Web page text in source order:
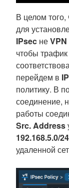
В целом
для
IPsec неVPN
чтобы
перейдем в
политику. В
соединение,
работы
Src. Address
192.168.5.0/24
удаленной